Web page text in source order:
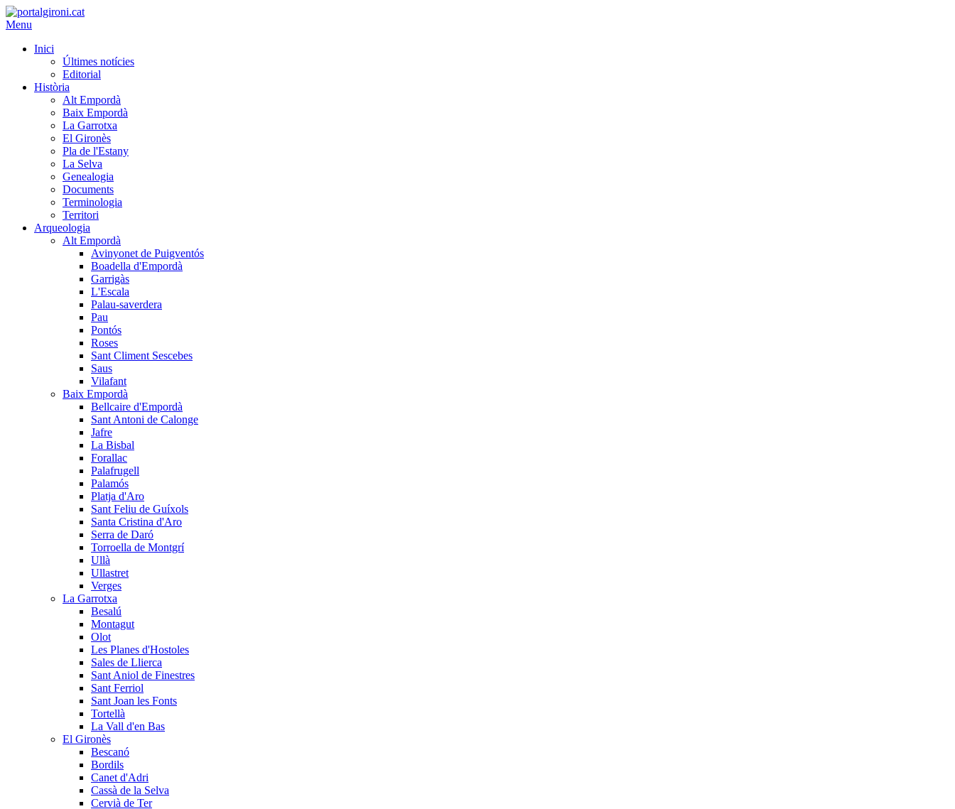
Menu
Inici
Últimes notícies
Editorial
Història
Alt Empordà
Baix Empordà
La Garrotxa
El Gironès
Pla de l'Estany
La Selva
Genealogia
Documents
Terminologia
Territori
Arqueologia
Alt Empordà
Avinyonet de Puigventós
Boadella d'Empordà
Garrigàs
L'Escala
Palau-saverdera
Pau
Pontós
Roses
Sant Climent Sescebes
Saus
Vilafant
Baix Empordà
Bellcaire d'Empordà
Sant Antoni de Calonge
Jafre
La Bisbal
Forallac
Palafrugell
Palamós
Platja d'Aro
Sant Feliu de Guíxols
Santa Cristina d'Aro
Serra de Daró
Torroella de Montgrí
Ullà
Ullastret
Verges
La Garrotxa
Besalú
Montagut
Olot
Les Planes d'Hostoles
Sales de Llierca
Sant Aniol de Finestres
Sant Ferriol
Sant Joan les Fonts
Tortellà
La Vall d'en Bas
El Gironès
Bescanó
Bordils
Canet d'Adri
Cassà de la Selva
Cervià de Ter